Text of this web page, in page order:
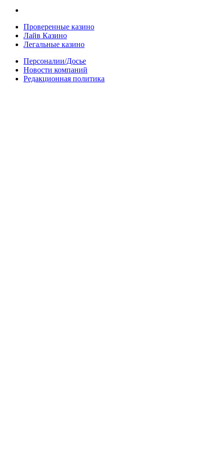
Проверенные казино
Лайв Казино
Легальные казино
Персоналии/Досье
Новости компаний
Редакционная политика